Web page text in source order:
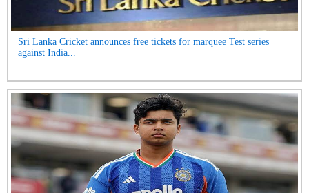
Sri Lanka Cricket announces free tickets for marquee Test series
against India...